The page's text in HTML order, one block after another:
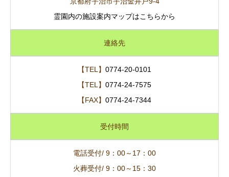
霊園内の施設案内マップはこちらから
連絡先
【TEL】 0774-20-0101
【TEL】 0774-24-7575
【FAX】 0774-24-7344
受付時間
電話受付/ 9：00～17：00
火葬受付/ 9：00～15：30